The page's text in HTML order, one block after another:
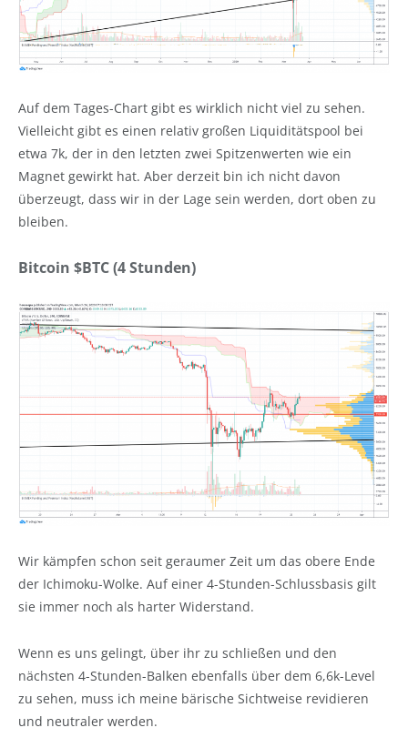
Auf dem Tages-Chart gibt es wirklich nicht viel zu sehen.
Vielleicht gibt es einen relativ großen Liquiditätspool bei
etwa 7k, der in den letzten zwei Spitzenwerten wie ein
Magnet gewirkt hat. Aber derzeit bin ich nicht davon
überzeugt, dass wir in der Lage sein werden, dort oben zu
bleiben.
Bitcoin $BTC (4 Stunden)
Wir kämpfen schon seit geraumer Zeit um das obere Ende
der Ichimoku-Wolke. Auf einer 4-Stunden-Schlussbasis gilt
sie immer noch als harter Widerstand.
Wenn es uns gelingt, über ihr zu schließen und den
nächsten 4-Stunden-Balken ebenfalls über dem 6,6k-Level
zu sehen, muss ich meine bärische Sichtweise revidieren
und neutraler werden.